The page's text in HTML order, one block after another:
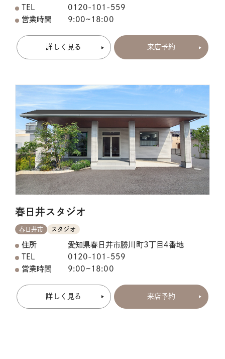
TEL
0120-101-559
営業時間
9:00~18:00
詳しく見る 来店予約
春日井スタジオ
春日井市 スタジオ
住所
愛知県春日井市勝川町3丁目4番地
TEL
0120-101-559
営業時間
9:00~18:00
詳しく見る 来店予約